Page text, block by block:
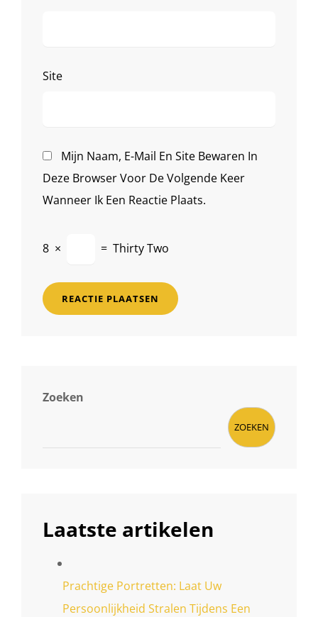
Site
Mijn Naam, E-Mail En Site Bewaren In
Deze Browser Voor De Volgende Keer
Wanneer Ik Een Reactie Plaats.
8 × = Thirty Two
Zoeken
ZOEKEN
Laatste artikelen
Prachtige Portretten: Laat Uw
Persoonlijkheid Stralen Tijdens Een